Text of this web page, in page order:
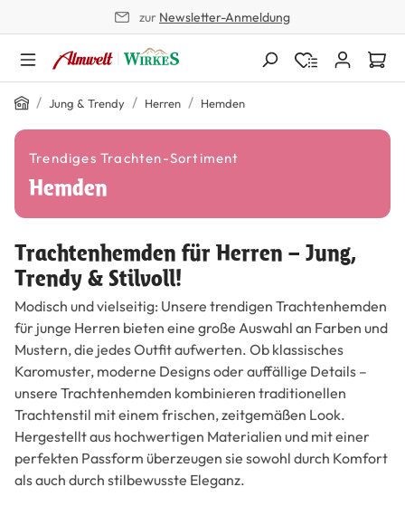
zur Newsletter-Anmeldung
Home
/ Jung & Trendy / Herren / Hemden
Trendiges Trachten-Sortiment
Hemden
Trachtenhemden für Herren – Jung,
Trendy & Stilvoll!
Modisch und vielseitig: Unsere trendigen Trachtenhemden
für junge Herren bieten eine große Auswahl an Farben und
Mustern, die jedes Outfit aufwerten. Ob klassisches
Karomuster, moderne Designs oder auffällige Details –
unsere Trachtenhemden kombinieren traditionellen
Trachtenstil mit einem frischen, zeitgemäßen Look.
Hergestellt aus hochwertigen Materialien und mit einer
perfekten Passform überzeugen sie sowohl durch Komfort
als auch durch stilbewusste Eleganz.